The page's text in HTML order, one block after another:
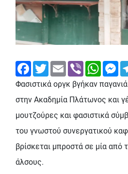
FacebookTwitterEmail Viber
Φασιστικά οργκ βγήκαν
στην Ακαδημία Πλάτωνος και
μουτζούρες και φασιστικά
του γνωστού συνεργατικού
βρίσκεται μπροστά σε μία από
άλσους.